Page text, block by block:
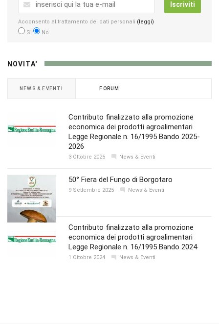
Iscriviti
Acconsento al trattamento dei dati personali (leggi)
Si
No
NOVITA'
NEWS & EVENTI FORUM
Contributo finalizzato alla promozione
economica dei prodotti agroalimentari
Legge Regionale n. 16/1995 Bando 2025-
2026
3 Ottobre 2025 News & Eventi
50° Fiera del Fungo di Borgotaro
9 Settembre 2025 News & Eventi
Contributo finalizzato alla promozione
economica dei prodotti agroalimentari
Legge Regionale n. 16/1995 Bando 2024
1 Ottobre 2024 News & Eventi